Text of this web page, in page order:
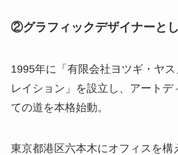
②グラフィックデザイナーと
1995年に「有限会社ヨツギ・ヤ
レイション」を設立し、アートデ
ての道を本格始動。
東京都港区六本木にオフィスを構